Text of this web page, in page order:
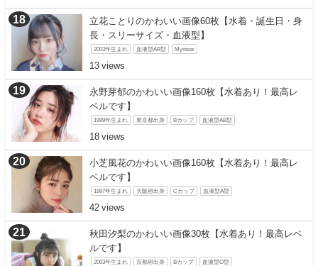
立花ことりのかわいい画像60枚【水着・誕生日・身
長・スリーサイズ・血液型】
2003年生まれ 血液型AB型 Mystear
13
永野芽郁のかわいい画像160枚【水着あり！最高レ
ベルです】
1999年生まれ 東京都出身 Bカップ 血液型AB型
18
小芝風花のかわいい画像160枚【水着あり！最高レ
ベルです】
1997年生まれ 大阪府出身 Cカップ 血液型A型
42
秋田汐梨のかわいい画像30枚【水着あり！最高レベ
ルです】
2003年生まれ 京都府出身 Bカップ 血液型O型